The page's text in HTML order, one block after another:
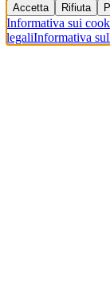
Accetta Rifiuta
Informativa sui
legaliInformativa